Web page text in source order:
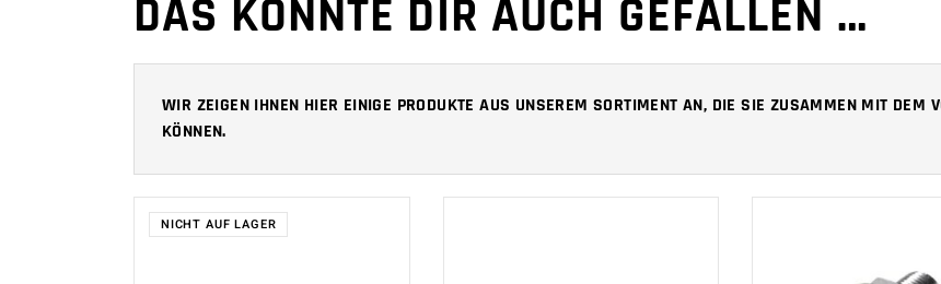
DAS KÖNNTE DIR AUCH GEFALLEN …
WIR ZEIGEN IHNEN HIER EINIGE PRODUKTE AUS UNSEREM SORTIMENT AN, DIE SIE ZUSAMMEN MIT DEM
KÖNNEN.
NICHT AUF LAGER